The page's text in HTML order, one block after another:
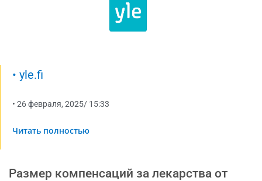
• yle.fi
• 26 февраля, 2025/ 15:33
Читать полностью
Размер компенсаций за лекарства от